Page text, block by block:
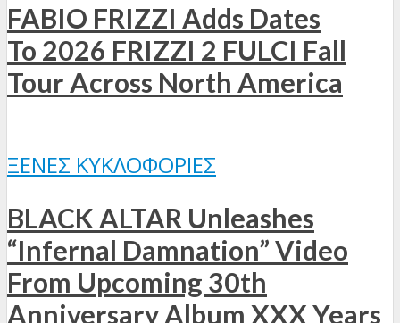
FABIO FRIZZI Adds Dates
To 2026 FRIZZI 2 FULCI Fall
Tour Across North America
ΞΈΝΕΣ ΚΥΚΛΟΦΟΡΊΕΣ
BLACK ALTAR Unleashes
“Infernal Damnation” Video
From Upcoming 30th
Anniversary Album XXX Years